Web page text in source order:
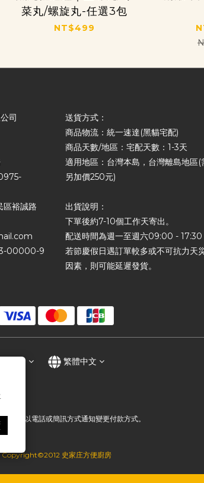
菜丸/螺旋丸-任選3包
NT$499
司
裕誠路
00000-9
送貨方式：
商品物流：統一速達(黑貓宅配)
商品天數/地區：宅配天數：1-3天
適用地區：台灣本島，台灣離島地區(
另加價250元)
出貨說明：
下單後約7-10個工作天寄出。
配送時間為週一至週六09:00 - 17:30
若節慶假日遇訂單較多或不可抗力天
因素，則可能延遲發貨。
TWD 繁體中文
們不會以電話或簡訊方式通知變更付款方式。
Copyright©2012 史家庄方便廚房